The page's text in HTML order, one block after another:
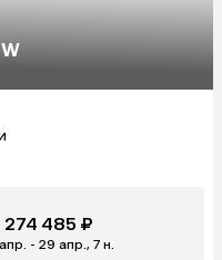
274 485 ₽
- 29 апр., 7 н.